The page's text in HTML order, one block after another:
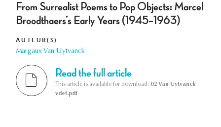
From Surrealist Poems to Pop Objects: Marcel
Broodthaers’s Early Years (1945–1963)
AUTEUR(S)
Margaux Van Uytvanck
Read the full article
This article is available for download: 02 Van Uytvanck
vdef.pdf